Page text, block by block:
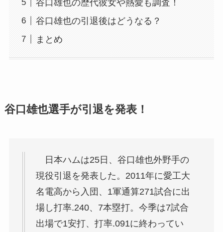
谷口雄也の歴代彼女や熱愛も調査！
谷口雄也の引退後はどうなる？
まとめ
谷口雄也選手が引退を発表！
日本ハムは25日、谷口雄也外野手の
現役引退を発表した。2011年に愛工大
名電高から入団、1軍通算271試合に出
場し打率.240、7本塁打。今季は7試合
出場で1安打、打率.091に終わってい